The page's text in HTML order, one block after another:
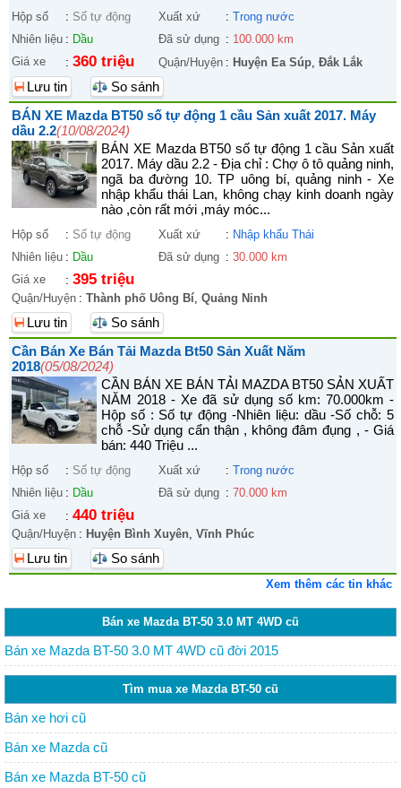
Hộp số : Số tự động Xuất xứ : Trong nước
Nhiên liệu : Dầu Đã sử dụng : 100.000 km
Giá xe
: 360 triệu Quận/Huyện : Huyện Ea Súp, Đắk Lắk
Lưu tin
So sánh
BÁN XE Mazda BT50 số tự động 1 cầu Sản xuất 2017. Máy
dầu 2.2(10/08/2024)
BÁN XE Mazda BT50 số tự động 1 cầu Sản xuất
2017. Máy dầu 2.2 - Địa chỉ : Chợ ô tô quảng ninh,
ngã ba đường 10. TP uông bí, quảng ninh - Xe
nhập khẩu thái Lan, không chạy kinh doanh ngày
nào ,còn rất mới ,máy móc...
Hộp số : Số tự động Xuất xứ : Nhập khẩu Thái
Nhiên liệu : Dầu Đã sử dụng : 30.000 km
Giá xe
: 395 triệu
Quận/Huyện : Thành phố Uông Bí, Quảng Ninh
Lưu tin
So sánh
Cần Bán Xe Bán Tải Mazda Bt50 Sản Xuất Năm
2018(05/08/2024)
CẦN BÁN XE BÁN TẢI MAZDA BT50 SẢN XUẤT
NĂM 2018 - Xe đã sử dụng số km: 70.000km -
Hộp số : Số tự động -Nhiên liệu: dầu -Số chỗ: 5
chỗ -Sử dụng cẩn thận , không đâm đụng , - Giá
bán: 440 Triệu ...
Hộp số : Số tự động Xuất xứ : Trong nước
Nhiên liệu : Dầu Đã sử dụng : 70.000 km
Giá xe
: 440 triệu
Quận/Huyện : Huyện Bình Xuyên, Vĩnh Phúc
Lưu tin So sánh
Xem thêm các tin khác
Bán xe Mazda BT-50 3.0 MT 4WD cũ
Bán xe Mazda BT-50 3.0 MT 4WD cũ đời 2015
Tìm mua xe Mazda BT-50 cũ
Bán xe hơi cũ
Bán xe Mazda cũ
Bán xe Mazda BT-50 cũ